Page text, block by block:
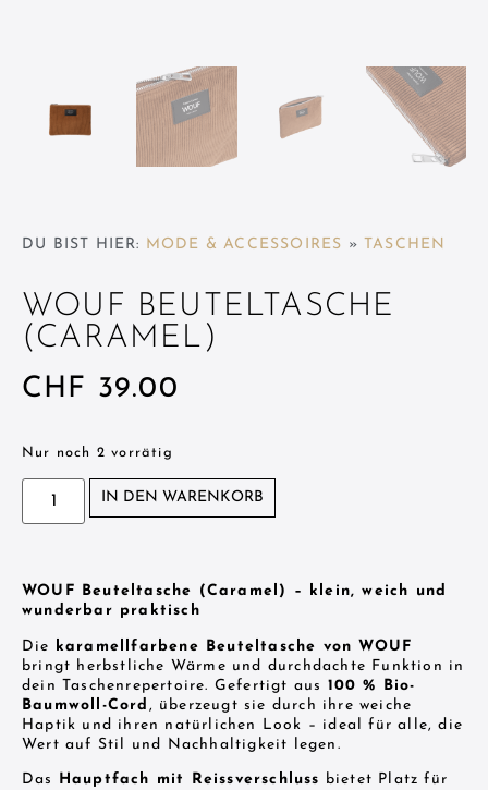
DU BIST HIER: MODE & ACCESSOIRES » TASCHEN
WOUF BEUTELTASCHE
(CARAMEL)
CHF 39.00
Nur noch 2 vorrätig
IN DEN WARENKORB
WOUF Beuteltasche (Caramel) – klein, weich und
wunderbar praktisch
Die
karamellfarbene Beuteltasche von WOUF
bringt herbstliche Wärme und durchdachte Funktion in
dein Taschenrepertoire. Gefertigt aus 100 % Bio-
Baumwoll-Cord , überzeugt sie durch ihre weiche
Haptik und ihren natürlichen Look – ideal für alle, die
Wert auf Stil und Nachhaltigkeit legen.
Das Hauptfach mit Reissverschluss bietet Platz für